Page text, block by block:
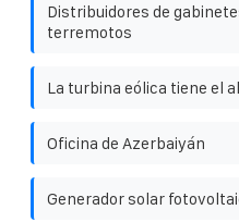
Distribuidores de
terremotos
La turbina eólica tiene el
Oficina de Azerbaiyán
Generador solar